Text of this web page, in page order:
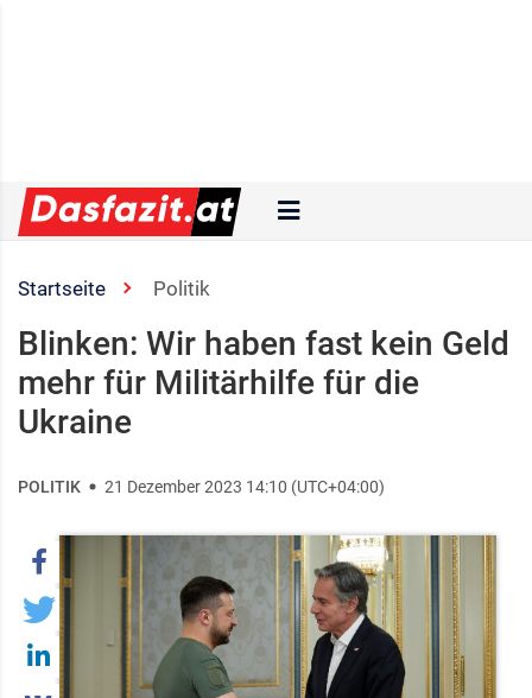
Startseite Politik
Blinken: Wir haben fast kein Geld
mehr für Militärhilfe für die
Ukraine
POLITIK 21 Dezember 2023 14:10 (UTC+04:00)